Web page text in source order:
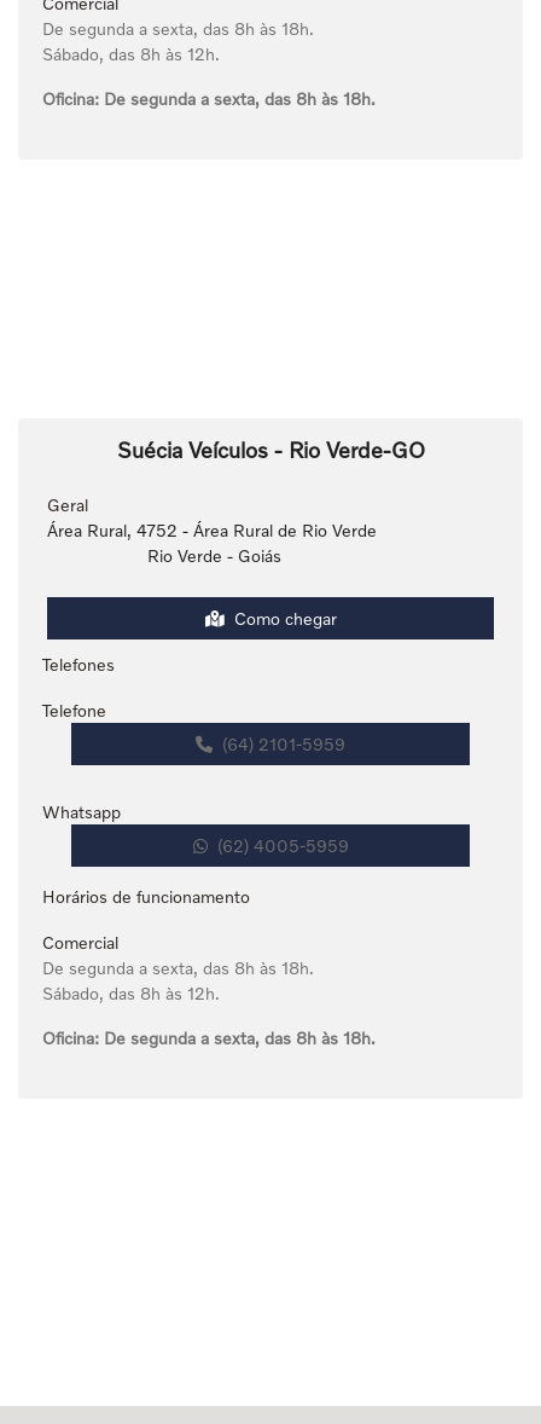
De segunda a sexta, das 8h às 18h.
Sábado, das 8h às 12h.
Oficina: De segunda a sexta, das 8h às 18h.
Suécia Veículos - Rio Verde-GO
Geral
Área Rural, 4752 - Área Rural de Rio Verde
Rio Verde - Goiás
Como chegar
Telefones
Telefone
(64) 2101-5959
Whatsapp
(62) 4005-5959
Horários de funcionamento
Comercial
De segunda a sexta, das 8h às 18h.
Sábado, das 8h às 12h.
Oficina: De segunda a sexta, das 8h às 18h.